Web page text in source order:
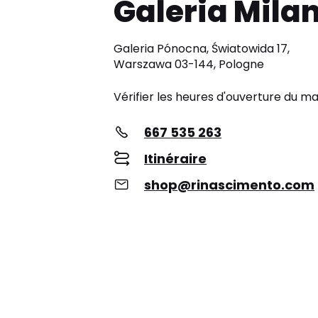
Galeria
Galeria Pónocna, Światowida 17,
Warszawa 03-144, Pologne
Vérifier les heures d'ouverture du
667 535 263
Itinéraire
shop@rinascimento.com